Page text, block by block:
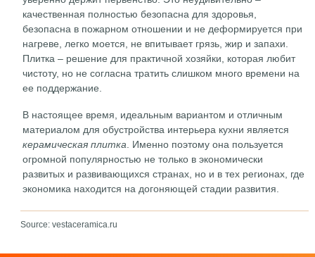
качественная полностью безопасна для здоровья,
безопасна в пожарном отношении и не деформируется при
нагреве, легко моется, не впитывает грязь, жир и запахи.
Плитка – решение для практичной хозяйки, которая любит
чистоту, но не согласна тратить слишком много времени на
ее поддержание.
В настоящее время, идеальным вариантом и отличным
материалом для обустройства интерьера кухни является
керамическая плитка . Именно поэтому она пользуется
огромной популярностью не только в экономически
развитых и развивающихся странах, но и в тех регионах, где
экономика находится на догоняющей стадии развития.
Source: vestaceramica.ru